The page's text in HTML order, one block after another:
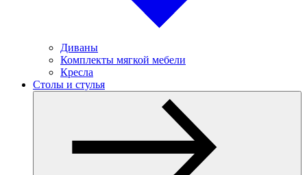
Диваны
Комплекты мягкой мебели
Кресла
Столы и стулья